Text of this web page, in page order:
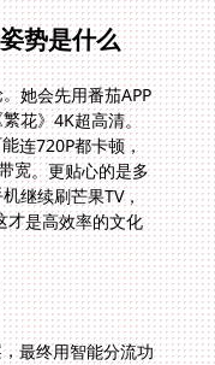
势是什么
她会先用番茄APP
繁花》4K超高清。
连720P都卡顿，
宽。更贴心的是多
机继续刷芒果TV，
才是高效率的文化
最终用智能分流功
播优先模式"，数据
点，网页浏览走普
专用高速路，把
咪咕视频体育赛事